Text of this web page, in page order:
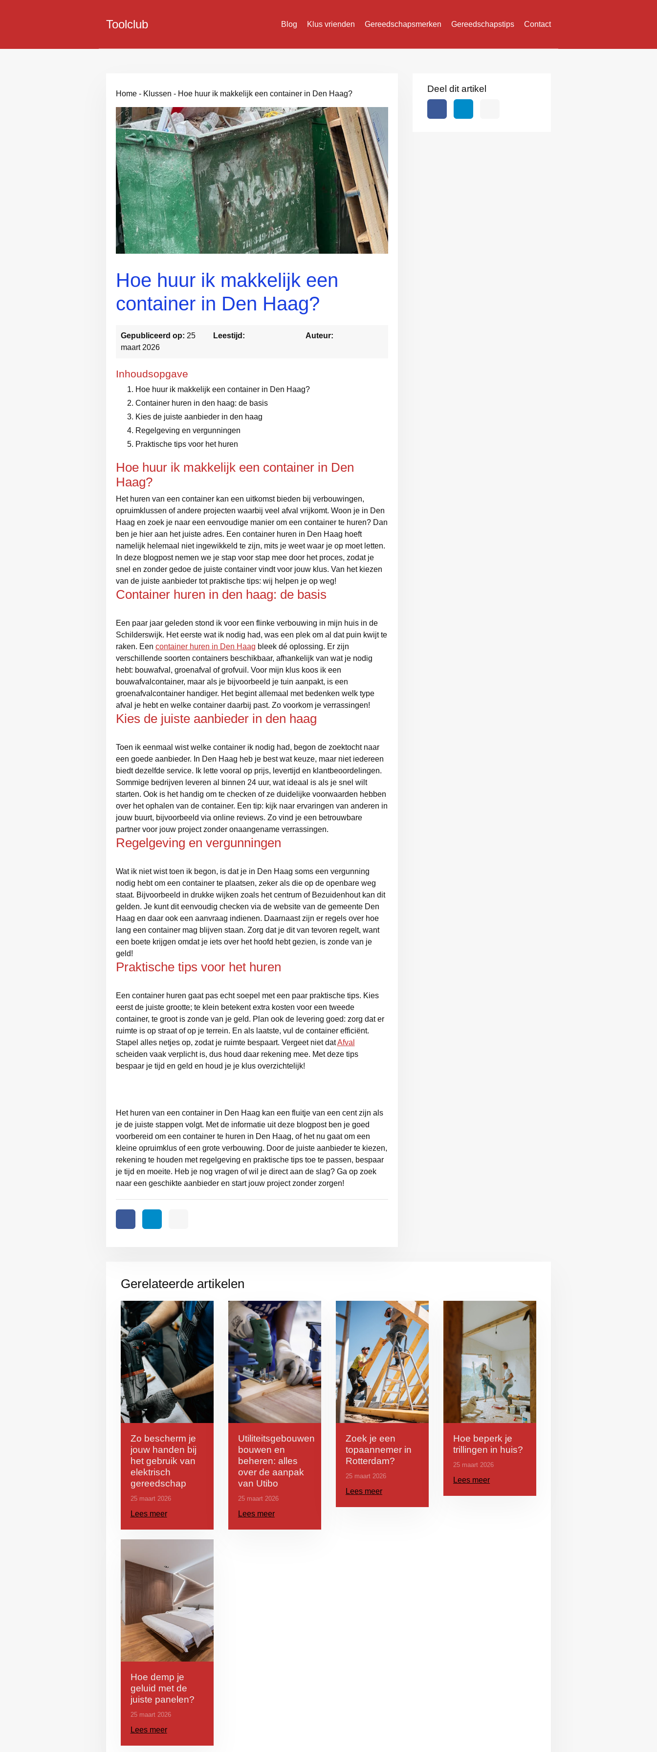
Toolclub Blog Klus vrienden Gereedschapsmerken Gereedschapstips Contact
Home- Klussen - Hoe huur ik makkelijk een container in Den Haag?
Hoe huur ik makkelijk een
container in Den Haag?
Gepubliceerd op: 25
maart 2026
Leestijd: Auteur:
Inhoudsopgave
Hoe huur ik makkelijk een container in Den Haag?
Container huren in den haag: de basis
Kies de juiste aanbieder in den haag
Regelgeving en vergunningen
Praktische tips voor het huren
Hoe huur ik makkelijk een container in Den
Haag?
Het huren van een container kan een uitkomst bieden bij verbouwingen,
opruimklussen of andere projecten waarbij veel afval vrijkomt. Woon je in Den
Haag en zoek je naar een eenvoudige manier om een container te huren? Dan
ben je hier aan het juiste adres. Een container huren in Den Haag hoeft
namelijk helemaal niet ingewikkeld te zijn, mits je weet waar je op moet letten.
In deze blogpost nemen we je stap voor stap mee door het proces, zodat je
snel en zonder gedoe de juiste container vindt voor jouw klus. Van het kiezen
van de juiste aanbieder tot praktische tips: wij helpen je op weg!
Container huren in den haag: de basis
Een paar jaar geleden stond ik voor een flinke verbouwing in mijn huis in de
Schilderswijk. Het eerste wat ik nodig had, was een plek om al dat puin kwijt te
raken. Een container huren in Den Haag bleek dé oplossing. Er zijn
verschillende soorten containers beschikbaar, afhankelijk van wat je nodig
hebt: bouwafval, groenafval of grofvuil. Voor mijn klus koos ik een
bouwafvalcontainer, maar als je bijvoorbeeld je tuin aanpakt, is een
groenafvalcontainer handiger. Het begint allemaal met bedenken welk type
afval je hebt en welke container daarbij past. Zo voorkom je verrassingen!
Kies de juiste aanbieder in den haag
Toen ik eenmaal wist welke container ik nodig had, begon de zoektocht naar
een goede aanbieder. In Den Haag heb je best wat keuze, maar niet iedereen
biedt dezelfde service. Ik lette vooral op prijs, levertijd en klantbeoordelingen.
Sommige bedrijven leveren al binnen 24 uur, wat ideaal is als je snel wilt
starten. Ook is het handig om te checken of ze duidelijke voorwaarden hebben
over het ophalen van de container. Een tip: kijk naar ervaringen van anderen in
jouw buurt, bijvoorbeeld via online reviews. Zo vind je een betrouwbare
partner voor jouw project zonder onaangename verrassingen.
Regelgeving en vergunningen
Wat ik niet wist toen ik begon, is dat je in Den Haag soms een vergunning
nodig hebt om een container te plaatsen, zeker als die op de openbare weg
staat. Bijvoorbeeld in drukke wijken zoals het centrum of Bezuidenhout kan dit
gelden. Je kunt dit eenvoudig checken via de website van de gemeente Den
Haag en daar ook een aanvraag indienen. Daarnaast zijn er regels over hoe
lang een container mag blijven staan. Zorg dat je dit van tevoren regelt, want
een boete krijgen omdat je iets over het hoofd hebt gezien, is zonde van je
geld!
Praktische tips voor het huren
Een container huren gaat pas echt soepel met een paar praktische tips. Kies
eerst de juiste grootte; te klein betekent extra kosten voor een tweede
container, te groot is zonde van je geld. Plan ook de levering goed: zorg dat er
ruimte is op straat of op je terrein. En als laatste, vul de container efficiënt.
Stapel alles netjes op, zodat je ruimte bespaart. Vergeet niet datAfval
scheiden vaak verplicht is, dus houd daar rekening mee. Met deze tips
bespaar je tijd en geld en houd je je klus overzichtelijk!
Het huren van een container in Den Haag kan een fluitje van een cent zijn als
je de juiste stappen volgt. Met de informatie uit deze blogpost ben je goed
voorbereid om een container te huren in Den Haag, of het nu gaat om een
kleine opruimklus of een grote verbouwing. Door de juiste aanbieder te kiezen,
rekening te houden met regelgeving en praktische tips toe te passen, bespaar
je tijd en moeite. Heb je nog vragen of wil je direct aan de slag? Ga op zoek
naar een geschikte aanbieder en start jouw project zonder zorgen!
Deel dit artikel
Gerelateerde artikelen
Zo bescherm je
jouw handen bij
het gebruik van
elektrisch
gereedschap
25 maart 2026
Lees meer
Utiliteitsgebouwen
bouwen en
beheren: alles
over de aanpak
van Utibo
25 maart 2026
Lees meer
Zoek je een
topaannemer in
Rotterdam?
25 maart 2026
Lees meer
Hoe beperk je
trillingen in huis?
25 maart 2026
Lees meer
Hoe demp je
geluid met de
juiste panelen?
25 maart 2026
Lees meer